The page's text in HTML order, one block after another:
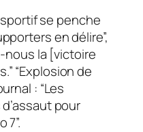
se penche
en délire”,
nous la [victoire
“Explosion de
: “Les
pour